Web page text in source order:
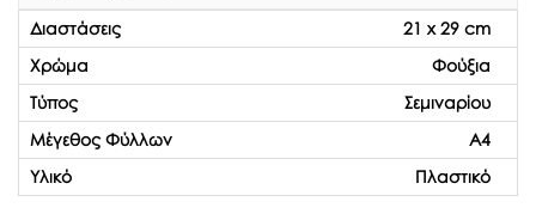
Διαστάσεις
21 x 29 cm
Χρώμα
Φούξια
Τύπος
Σεμιναρίου
Μέγεθος Φύλλων
Α4
Υλικό
Πλαστικό